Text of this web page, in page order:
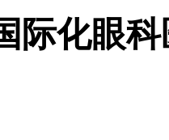
际化眼